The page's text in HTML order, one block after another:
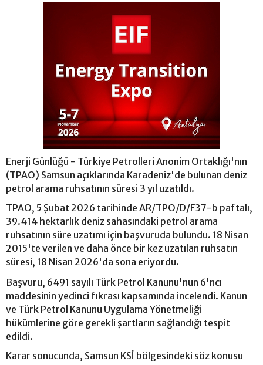
Enerji Günlüğü - Türkiye Petrolleri Anonim Ortaklığı'nın
(TPAO) Samsun açıklarında Karadeniz'de bulunan deniz
petrol arama ruhsatının süresi 3 yıl uzatıldı.
TPAO, 5 Şubat 2026 tarihinde AR/TPO/D/F37-b paftalı,
39.414 hektarlık deniz sahasındaki petrol arama
ruhsatının süre uzatımı için başvuruda bulundu. 18 Nisan
2015'te verilen ve daha önce bir kez uzatılan ruhsatın
süresi, 18 Nisan 2026'da sona eriyordu.
Başvuru, 6491 sayılı Türk Petrol Kanunu'nun 6'ncı
maddesinin yedinci fıkrası kapsamında incelendi. Kanun
ve Türk Petrol Kanunu Uygulama Yönetmeliği
hükümlerine göre gerekli şartların sağlandığı tespit
edildi.
Karar sonucunda, Samsun KSİ bölgesindeki söz konusu